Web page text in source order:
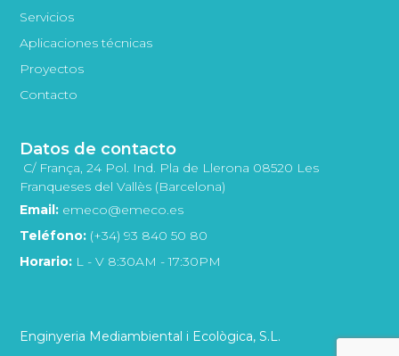
Enginyeria Mediambiental i Ecològica, S.L.
Servicios
Aplicaciones técnicas
Proyectos
Contacto
Datos de contacto
C/ França, 24 Pol. Ind. Pla de Llerona 08520 Les
Franqueses del Vallès (Barcelona)
Email: emeco@emeco.es
Teléfono: (+34) 93 840 50 80
Horario: L - V 8:30AM - 17:30PM